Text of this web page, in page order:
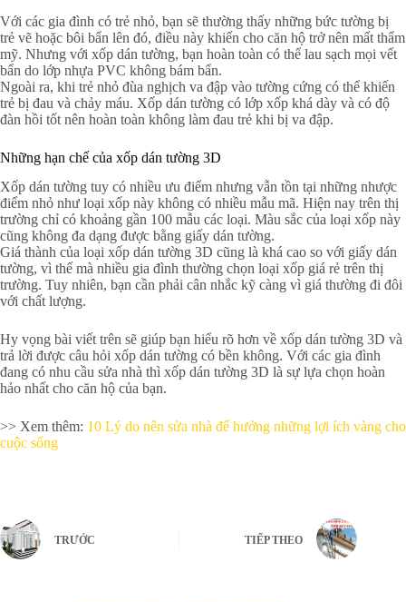
Với các gia đình có trẻ nhỏ, bạn sẽ thường thấy những bức tường bị
trẻ vẽ hoặc bôi bẩn lên đó, điều này khiến cho căn hộ trở nên mất thẩm
mỹ. Nhưng với xốp dán tường, bạn hoàn toàn có thể lau sạch mọi vết
bẩn do lớp nhựa PVC không bám bẩn.
Ngoài ra, khi trẻ nhỏ đùa nghịch va đập vào tường cứng có thể khiến
trẻ bị đau và chảy máu. Xốp dán tường có lớp xốp khá dày và có độ
đàn hồi tốt nên hoàn toàn không làm đau trẻ khi bị va đập.
Những hạn chế của xốp dán tường 3D
Xốp dán tường tuy có nhiều ưu điểm nhưng vẫn tồn tại những nhược
điểm nhỏ như loại xốp này không có nhiều mẫu mã. Hiện nay trên thị
trường chỉ có khoảng gần 100 mẫu các loại. Màu sắc của loại xốp này
cũng không đa dạng được bằng giấy dán tường.
Giá thành của loại xốp dán tường 3D cũng là khá cao so với giấy dán
tường, vì thế mà nhiều gia đình thường chọn loại xốp giá rẻ trên thị
trường. Tuy nhiên, bạn cần phải cân nhắc kỹ càng vì giá thường đi đôi
với chất lượng.
Hy vọng bài viết trên sẽ giúp bạn hiểu rõ hơn về xốp dán tường 3D và
trả lời được câu hỏi xốp dán tường có bền không. Với các gia đình
đang có nhu cầu sửa nhà thì xốp dán tường 3D là sự lựa chọn hoàn
hảo nhất cho căn hộ của bạn.
>> Xem thêm: 10 Lý do nên sửa nhà để hưởng những lợi ích vàng cho
cuộc sống
TRƯỚC TIẾP THEO